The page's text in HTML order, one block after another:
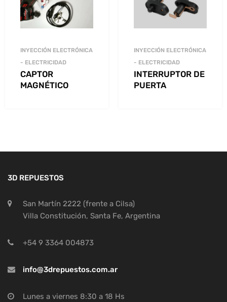
INYECCIÓN ELECTRÓNICA
- ELECTRICIDAD
CAPTOR
MAGNÉTICO
INYECCIÓN ELECTRÓNICA
- ELECTRICIDAD
INTERRUPTOR DE
PUERTA
3D REPUESTOS
San Martín 2222 (frente a Cilsa)
Villa Constitución, Santa Fe, Argentina
+54 9 3364 004873
info@3drepuestos.com.ar
Lunes a viernes 8:30 a 18 Hs